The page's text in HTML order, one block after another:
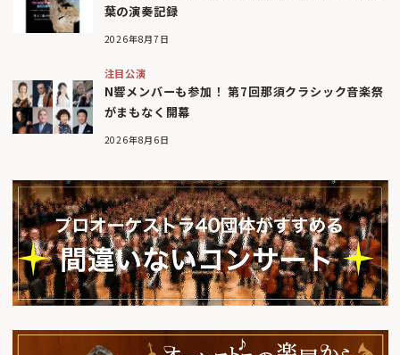
葉の演奏記録
2026年8月7日
注目公演
N響メンバーも参加！ 第7回那須クラシック音楽祭
がまもなく開幕
2026年8月6日